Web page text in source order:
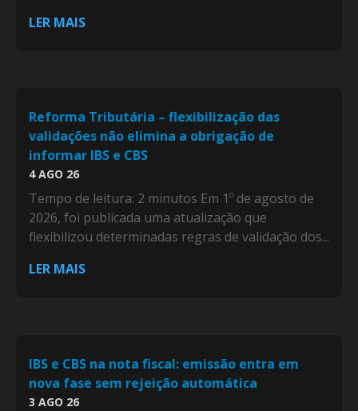
LER MAIS
Reforma Tributária – flexibilização das
validações não elimina a obrigação de
informar IBS e CBS
4 AGO 26
Tempo de leitura: 2 minutos Em 1º de agosto de
2026, foi publicada uma atualização que
flexibilizou determinadas regras de validação dos...
LER MAIS
IBS e CBS na nota fiscal: emissão entra em
nova fase sem rejeição automática
3 AGO 26